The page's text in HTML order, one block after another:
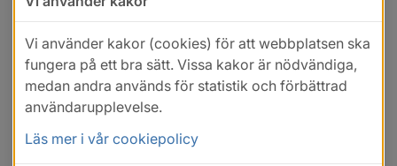
Vi använder kakor (cookies) för att webbplatsen ska
fungera på ett bra sätt. Vissa kakor är nödvändiga,
medan andra används för statistik och förbättrad
användarupplevelse.
Läs mer i vår cookiepolicy